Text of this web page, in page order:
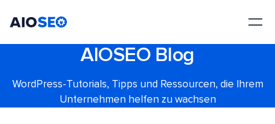
AIOSEO Blog
WordPress-Tutorials, Tipps und Ressourcen, die Ihrem
Unternehmen helfen zu wachsen